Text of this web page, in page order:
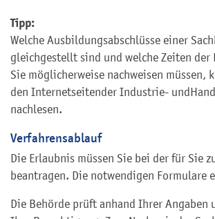
Tipp:
Welche Ausbildungsabschlüsse einer
gleichgestellt sind und welche Zeiten der
Sie möglicherweise nachweisen müssen,
den Internetseitender Industrie- undH
nachlesen.
Verfahrensablauf
Die Erlaubnis müssen Sie bei der für Sie
beantragen. Die notwendigen Formulare
Die Behörde prüft anhand Ihrer Angaben